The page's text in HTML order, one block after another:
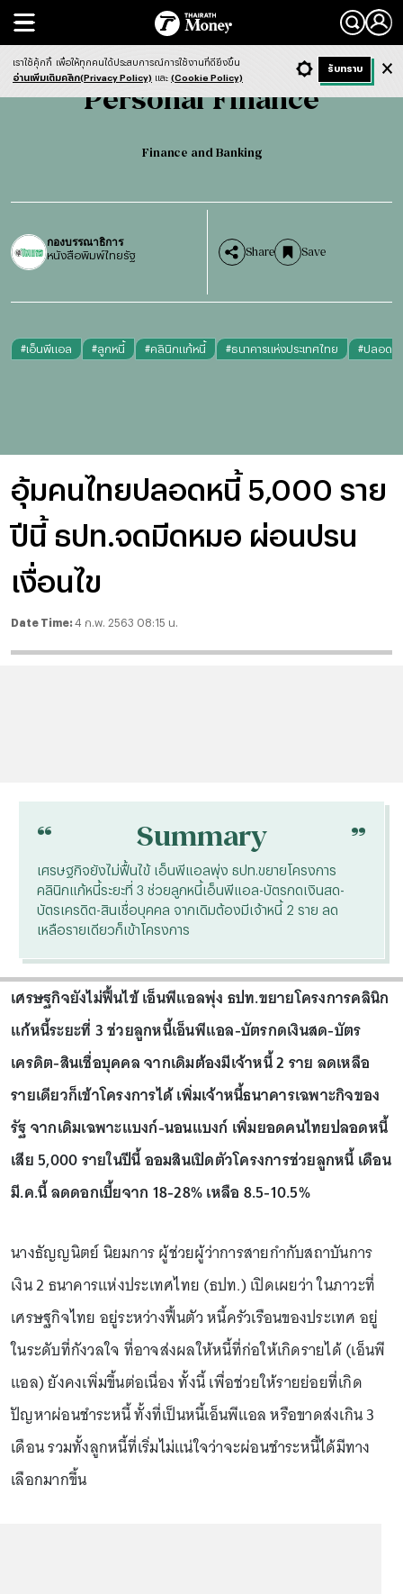
Search
Personal Finance Finance and Banking
Personal Finance
Finance and Banking
กองบรรณาธิการ
หนังสือพิมพ์ไทยรัฐ Share Save
#เอ็นพีแอล #ลูกหนี้ #คลินิกแก้หนี้ #ธนาคารแห่งประเทศไทย #ปลอดห
อุ้มคนไทยปลอดหนี้ 5,000 ราย
ปีนี้ ธปท.จดมีดหมอ ผ่อนปรน
เงื่อนไข
Date Time: 4 ก.พ. 2563 08:15 น.
- ก + ก Dark ฟังข่าว
“ Summary “
เศรษฐกิจยังไม่ฟื้นไข้ เอ็นพีแอลพุ่ง ธปท.ขยายโครงการ
คลินิกแก้หนี้ระยะที่ 3 ช่วยลูกหนี้เอ็นพีแอล-บัตรกดเงินสด-
บัตรเครดิต-สินเชื่อบุคคล จากเดิมต้องมีเจ้าหนี้ 2 ราย ลด
เหลือรายเดียวก็เข้าโครงการ
เศรษฐกิจยังไม่ฟื้นไข้ เอ็นพีแอลพุ่ง ธปท.ขยายโครงการคลินิก
แก้หนี้ระยะที่ 3 ช่วยลูกหนี้เอ็นพีแอล-บัตรกดเงินสด-บัตร
เครดิต-สินเชื่อบุคคล จากเดิมต้องมีเจ้าหนี้ 2 ราย ลดเหลือ
รายเดียวก็เข้าโครงการได้ เพิ่มเจ้าหนี้ธนาคารเฉพาะกิจของ
รัฐ จากเดิมเฉพาะแบงก์-นอนแบงก์ เพิ่มยอดคนไทยปลอดหนี้
เสีย 5,000 รายในปีนี้ ออมสินเปิดตัวโครงการช่วยลูกหนี้ เดือน
มี.ค.นี้ ลดดอกเบี้ยจาก 18-28% เหลือ 8.5-10.5%
นางธัญญนิตย์ นิยมการ ผู้ช่วยผู้ว่าการสายกำกับสถาบันการ
เงิน 2 ธนาคารแห่งประเทศไทย (ธปท.) เปิดเผยว่า ในภาวะที่
เศรษฐกิจไทย อยู่ระหว่างฟื้นตัว หนี้ครัวเรือนของประเทศ อยู่
ในระดับที่กังวลใจ ที่อาจส่งผลให้หนี้ที่ก่อให้เกิดรายได้ (เอ็นพี
แอล) ยังคงเพิ่มขึ้นต่อเนื่อง ทั้งนี้ เพื่อช่วยให้รายย่อยที่เกิด
ปัญหาผ่อนชำระหนี้ ทั้งที่เป็นหนี้เอ็นพีแอล หรือขาดส่งเกิน 3
เดือน รวมทั้งลูกหนี้ที่เริ่มไม่แน่ใจว่าจะผ่อนชำระหนี้ได้มีทาง
เลือกมากขึ้น
เราใช้คุ้กกี้ เพื่อให้ทุกคนได้ประสบการณ์การใช้งานที่ดียิ่งขึ้น
อ่านเพิ่มเติมคลิก(Privacy Policy) และ (Cookie Policy)
รับทราบ